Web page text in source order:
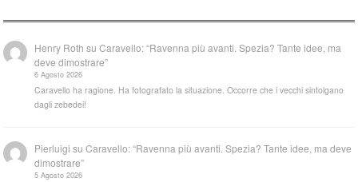
Henry Roth suCaravello: “Ravenna più avanti. Spezia? Tante idee, ma
deve dimostrare”
6 Agosto 2026
Caravello ha ragione. Ha fotografato la situazione. Occorre che i vecchi sintolgano
dagli zebedei!
Pierluigi suCaravello: “Ravenna più avanti. Spezia? Tante idee, ma deve
dimostrare”
5 Agosto 2026